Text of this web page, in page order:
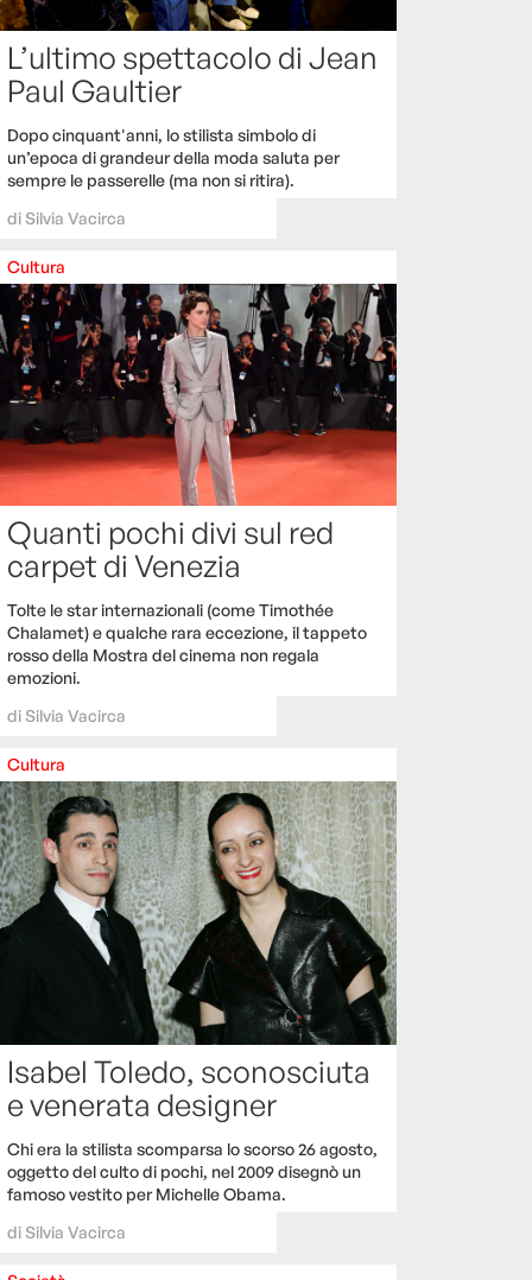
L’ultimo spettacolo di Jean
Paul Gaultier
Dopo cinquant'anni, lo stilista simbolo di
un’epoca di grandeur della moda saluta per
sempre le passerelle (ma non si ritira).
diSilvia Vacirca
Cultura
Quanti pochi divi sul red
carpet di Venezia
Tolte le star internazionali (come Timothée
Chalamet) e qualche rara eccezione, il tappeto
rosso della Mostra del cinema non regala
emozioni.
diSilvia Vacirca
Cultura
Isabel Toledo, sconosciuta
e venerata designer
Chi era la stilista scomparsa lo scorso 26 agosto,
oggetto del culto di pochi, nel 2009 disegnò un
famoso vestito per Michelle Obama.
diSilvia Vacirca